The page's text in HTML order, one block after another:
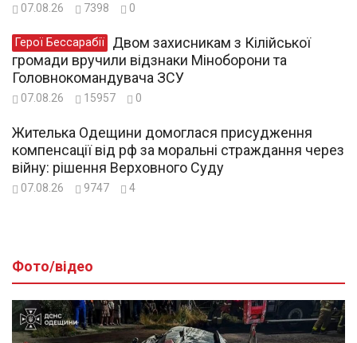
07.08.26 7398 0
Герої Бессарабії
громади вручили відзнаки Міноборони та
Головнокомандувача ЗСУ
07.08.26 15957 0
Жителька Одещини домоглася присудження
компенсації від рф за моральні страждання через
війну: рішення Верховного Суду
07.08.26 9747 4
Фото/відео